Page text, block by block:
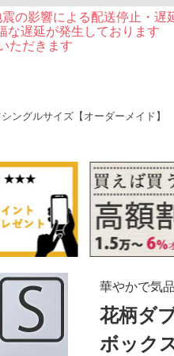
の影響による配送停止・遅
な遅延が発生しております
ただきます
ングルサイズ【オーダーメイド】
華やかで気
花柄ダ
ボック